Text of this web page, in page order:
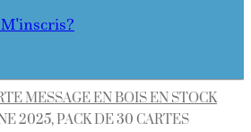
MESSAGE EN BOIS EN STOCK
2025, PACK DE 30 CARTES